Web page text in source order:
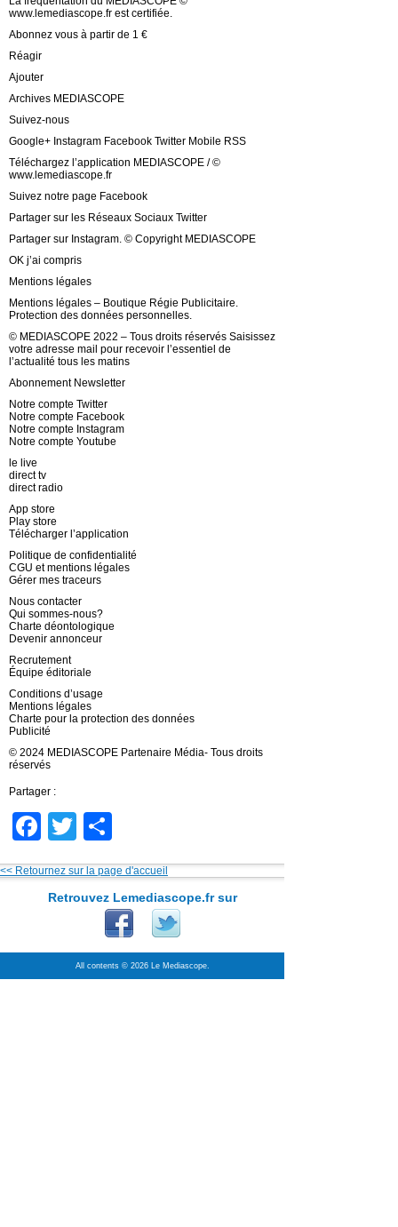
www.lemediascope.fr est certifiée.
Abonnez vous à partir de 1 €
Réagir
Ajouter
Archives MEDIASCOPE
Suivez-nous
Google+ Instagram Facebook Twitter Mobile RSS
Téléchargez l’application MEDIASCOPE / ©
www.lemediascope.fr
Suivez notre page Facebook
Partager sur les Réseaux Sociaux Twitter
Partager sur Instagram. © Copyright MEDIASCOPE
OK j’ai compris
Mentions légales
Mentions légales – Boutique Régie Publicitaire.
Protection des données personnelles.
© MEDIASCOPE 2022 – Tous droits réservés Saisissez
votre adresse mail pour recevoir l’essentiel de
l’actualité tous les matins
Abonnement Newsletter
Notre compte Twitter
Notre compte Facebook
Notre compte Instagram
Notre compte Youtube
le live
direct tv
direct radio
App store
Play store
Télécharger l’application
Politique de confidentialité
CGU et mentions légales
Gérer mes traceurs
Nous contacter
Qui sommes-nous?
Charte déontologique
Devenir annonceur
Recrutement
Équipe éditoriale
Conditions d’usage
Mentions légales
Charte pour la protection des données
Publicité
© 2024 MEDIASCOPE Partenaire Média- Tous droits
réservés
Partager :
Facebook
Twitter
<< Retournez sur la page d'accueil
Retrouvez Lemediascope.fr sur
All contents © 2026 Le Mediascope.